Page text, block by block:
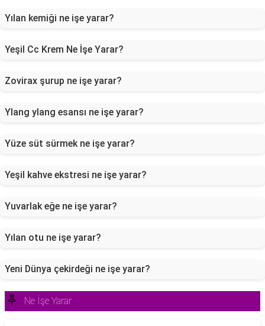
Yılan kemiği ne işe yarar?
Yeşil Cc Krem Ne İşe Yarar?
Zovirax şurup ne işe yarar?
Ylang ylang esansı ne işe yarar?
Yüze süt sürmek ne işe yarar?
Yeşil kahve ekstresi ne işe yarar?
Yuvarlak eğe ne işe yarar?
Yılan otu ne işe yarar?
Yeni Dünya çekirdeği ne işe yarar?
Ne İşe Yarar